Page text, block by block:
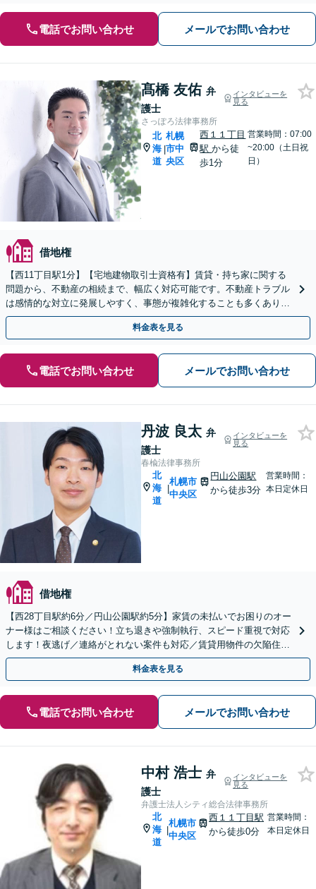
電話でお問い合わせ メールでお問い合わせ
髙橋 友佑 弁
護士
インタビューを
見る
さっぽろ法律事務所
北
海
道
|
札幌
市中
央区
西１１丁目
駅から徒
歩1分
営業時間：07:00
~20:00（土日祝
日）
借地権
【西11丁目駅1分】【宅地建物取引士資格有】賃貸・持ち家に関する
問題から、不動産の相続まで、幅広く対応可能です。不動産トラブル
は感情的な対立に発展しやすく、事態が複雑化することも多くありま
す。お早めにご相談ください。
料金表を見る
電話でお問い合わせ メールでお問い合わせ
丹波 良太 弁
護士
インタビューを
見る
春楡法律事務所
北
海
道
|
札幌市
中央区
円山公園駅
から徒歩3分
営業時間：
本日定休日
借地権
【西28丁目駅約6分／円山公園駅約5分】家賃の未払いでお困りのオー
ナー様はご相談ください！立ち退きや強制執行、スピード重視で対応
します！夜逃げ／連絡がとれない案件も対応／賃貸用物件の欠陥住宅
トラブル／立退料の増額交渉
料金表を見る
電話でお問い合わせ メールでお問い合わせ
中村 浩士 弁
護士
インタビューを
見る
弁護士法人シティ総合法律事務所
北
海
道
|
札幌市
中央区
西１１丁目駅
から徒歩0分
営業時間：
本日定休日